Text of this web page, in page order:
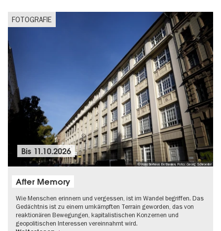
FOTOGRAFIE
© Künstlerhaus Bethanien, Foto: Georg Schroeder
Bis 11.10.2026
After Memory
Wie Menschen erinnern und vergessen, ist im Wandel begriffen. Das
Gedächtnis ist zu einem umkämpften Terrain geworden, das von
reaktionären Bewegungen, kapitalistischen Konzernen und
geopolitischen Interessen vereinnahmt wird.